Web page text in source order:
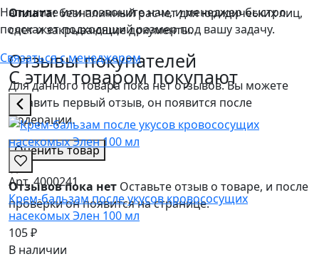
Оплата:безналичный расчет для юридических лиц,
счет и закрывающие документы.
Отзывы покупателей
Для данного товара пока нет отзывов. Вы можете
оставить первый отзыв, он появится после
модерации.
Оценить товар
★
Отзывов пока нет Оставьте отзыв о товаре, и после
проверки он появится на странице.
Напишите или позвоните нам, и менеджер быстро
подскажет подходящий размер под вашу задачу.
Связаться с менеджером
С этим товаром покупают
Арт. 4000241
Крем-бальзам после укусов кровососущих
насекомых Элен 100 мл
105 ₽
В наличии